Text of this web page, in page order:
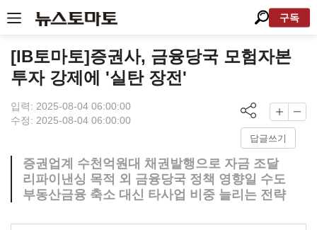
구독
[IB토마토]증권사, 금융당국 모험자본
투자 강제에 '실탄 장전'
입력: 2025-08-04 06:00:00
수정: 2025-08-04 06:00:00
답글쓰기
증권업계 수천억원대 채권발행으로 자금 조달
리파이낸싱 목적 외 금융당국 정책 영향일 수도
부동산금융 축소 대신 타사업 비중 늘리는 전략